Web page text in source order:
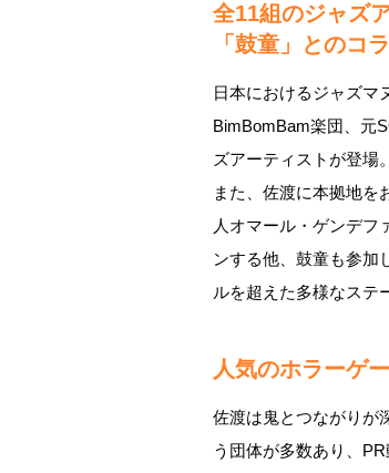
全11組のジャズ
「鼓童」とのコ
日本におけるジャズマ
BimBomBam楽団、元
ズアーティストが登場。
また、佐渡に本拠地を
人オマール・ゲンデフ
ンする他、鼓童も参加
ルを超えた多様なステ
人気のホラーゲ
佐渡は鬼とつながりが
う団体が多数あり、